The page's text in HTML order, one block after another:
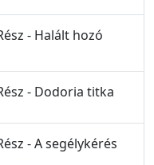
- Halált hozó
- Dodoria titka
- A segélykérés